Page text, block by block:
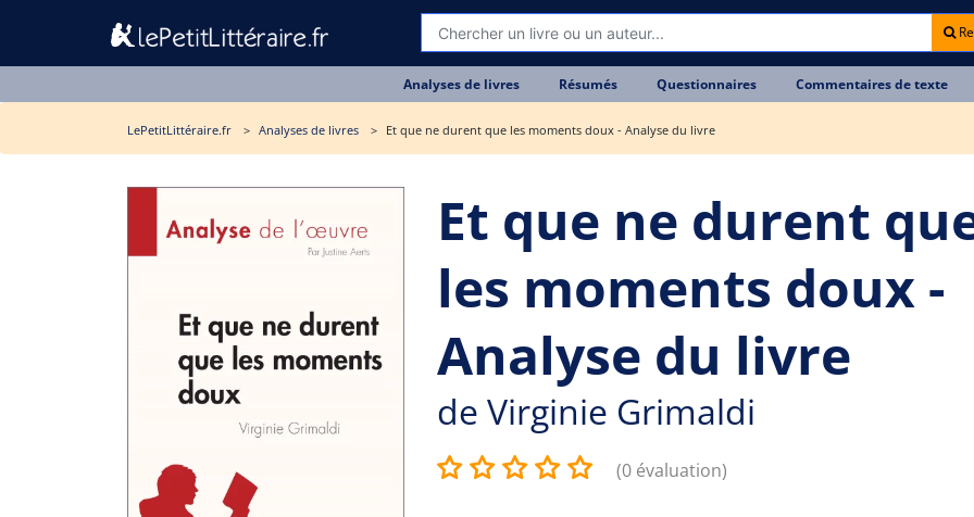
Analyses de livres Résumés Questionnaires Commentaires de texte
LePetitLittéraire.fr Analyses de livres Et que ne durent que les moments doux - Analyse du livre
Et que ne durent
les moments doux -
Analyse du livre
de Virginie Grimaldi
(0 évaluation)